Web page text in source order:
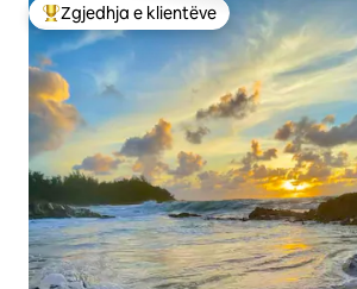
Më të mirat e zgjedhjeve të klientëve
Zgjedhja e klientëve